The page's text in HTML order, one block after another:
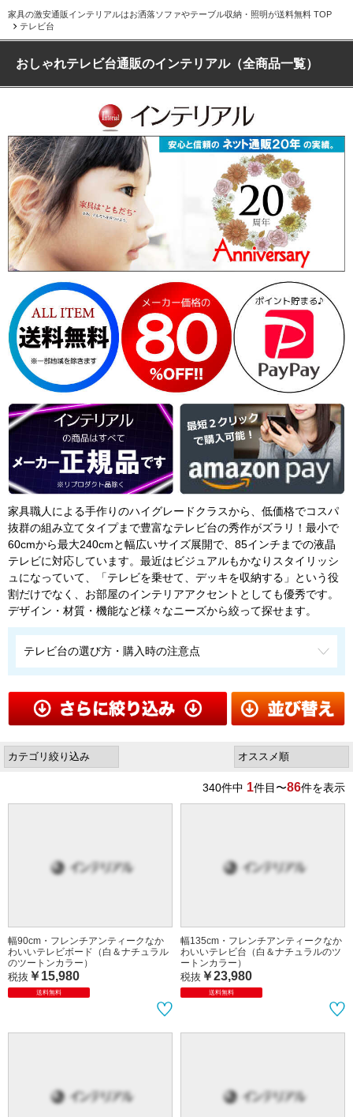
家具の激安通販インテリアルはお洒落ソファやテーブル収納・照明が送料無料 TOP
テレビ台
おしゃれテレビ台通販のインテリアル（全商品一覧）
家具職人による手作りのハイグレードクラスから、低価格でコスパ
抜群の組み立てタイプまで豊富なテレビ台の秀作がズラリ！最小で
60cmから最大240cmと幅広いサイズ展開で、85インチまでの液晶
テレビに対応しています。最近はビジュアルもかなりスタイリッシ
ュになっていて、「テレビを乗せて、デッキを収納する」という役
割だけでなく、お部屋のインテリアアクセントとしても優秀です。
デザイン・材質・機能など様々なニーズから絞って探せます。
テレビ台の選び方・購入時の注意点
340件中 1件目〜86件を表示
幅90cm・フレンチアンティークなか
わいいテレビボード（白＆ナチュラル
のツートンカラー）
税抜 ￥15,980
送料無料
幅135cm・フレンチアンティークなか
わいいテレビ台（白＆ナチュラルのツ
ートンカラー）
税抜 ￥23,980
送料無料